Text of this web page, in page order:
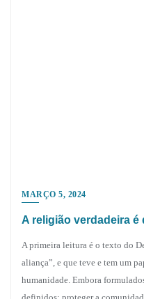
MARÇO 5, 2024
A religião verdadeira
A primeira leitura é o texto do
aliança”, e que teve e tem um
humanidade. Embora